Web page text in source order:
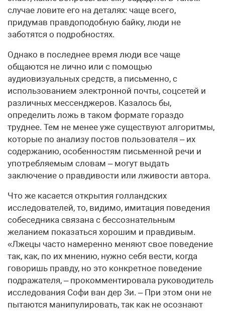
случае ловите его на деталях: чаще всего,
придумав правдоподобную байку, люди не
заботятся о подробностях.
Однако в последнее время люди все чаще
общаются не лично или с помощью
аудиовизуальных средств, а письменно, с
использованием электронной почты, соцсетей и
различных мессенджеров. Казалось бы,
определить ложь в таком формате гораздо
труднее. Тем не менее уже существуют алгоритмы,
которые по анализу постов пользователя – их
содержанию, особенностям письменной речи и
употребляемым словам – могут выдать
заключение о правдивости или лживости автора.
Что же касается открытия голландских
исследователей, то, видимо, имитация поведения
собеседника связана с бессознательным
желанием показаться хорошим и правдивым.
«Лжецы часто намеренно меняют свое поведение
так, как, по их мнению, нужно себя вести, когда
говоришь правду, но это конкретное поведение
подражателя, – прокомментировала руководитель
исследования Софи ван дер Зи. – При этом они не
пытаются манипулировать, так как не осознают